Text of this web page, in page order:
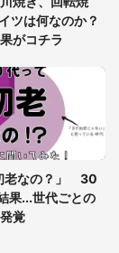
だしも...」「ハ
る 「これもう
万人困惑
ツは何なのか？
がコチラ
老なの？」 30
果...世代ごとの
覚